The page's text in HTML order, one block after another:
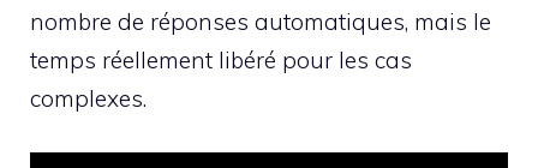
nombre de réponses automatiques, mais le
temps réellement libéré pour les cas
complexes.